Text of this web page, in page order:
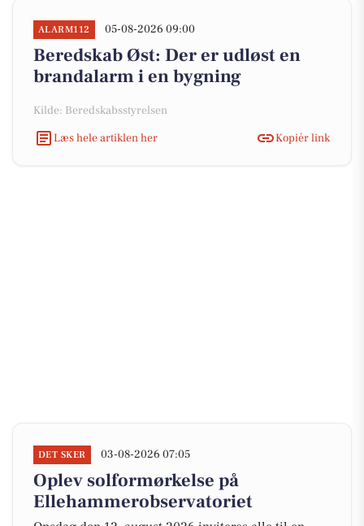
ALARM112 05-08-2026 09:00
Beredskab Øst: Der er udløst en
brandalarm i en bygning
Kilde: Beredskabsstyrelsen
Læs hele artiklen her
Kopiér link
DET SKER 03-08-2026 07:05
Oplev solformørkelse på
Ellehammerobservatoriet